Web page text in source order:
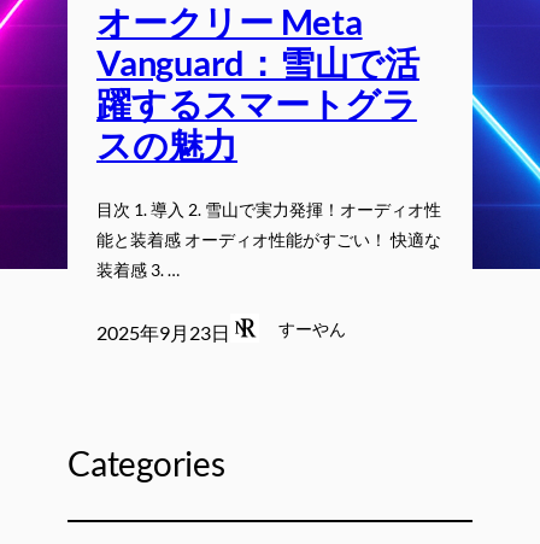
オークリー Meta
Vanguard：雪山で活
躍するスマートグラ
スの魅力
目次 1. 導入 2. 雪山で実力発揮！オーディオ性
能と装着感 オーディオ性能がすごい！ 快適な
装着感 3. …
2025年9月23日 すーやん
Categories